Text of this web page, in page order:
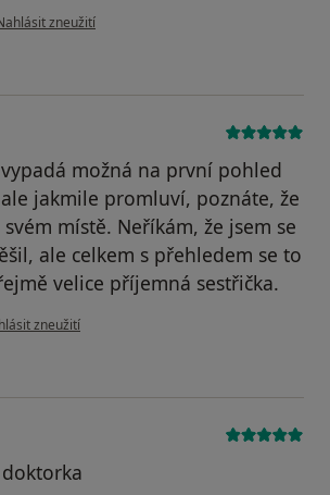
názoru uživatele Pacient
zneužití
možná na první pohled
jakmile promluví, poznáte, že
místě. Neříkám, že jsem se
ale celkem s přehledem se to
velice příjemná sestřička.
názoru uživatele dayslypper
zneužití